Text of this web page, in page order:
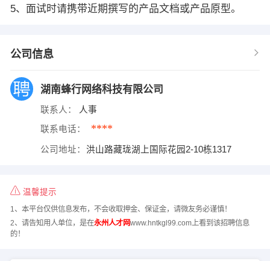
5、面试时请携带近期撰写的产品文档或产品原型。
公司信息
湖南蜂行网络科技有限公司
联系人： 人事
联系电话： ****
公司地址： 洪山路藏珑湖上国际花园2-10栋1317
温馨提示
1、本平台仅供信息发布，不会收取押金、保证金，请微友务必谨慎！
2、请告知用人单位，是在永州人才网www.hntkgl99.com上看到该招聘信息
的！